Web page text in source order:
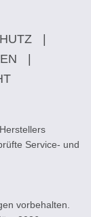
Service- und
vorbehalten.